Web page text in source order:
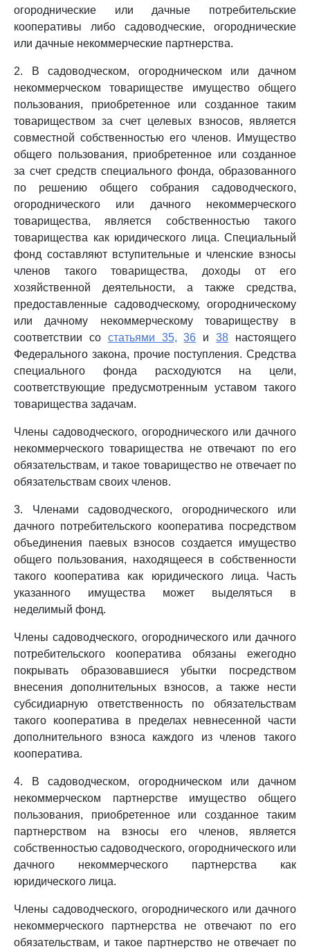
огороднические или дачные потребительские
кооперативы либо садоводческие, огороднические
или дачные некоммерческие партнерства.
2. В садоводческом, огородническом или дачном
некоммерческом товариществе имущество общего
пользования, приобретенное или созданное таким
товариществом за счет целевых взносов, является
совместной собственностью его членов. Имущество
общего пользования, приобретенное или созданное
за счет средств специального фонда, образованного
по решению общего собрания садоводческого,
огороднического или дачного некоммерческого
товарищества, является собственностью такого
товарищества как юридического лица. Специальный
фонд составляют вступительные и членские взносы
членов такого товарищества, доходы от его
хозяйственной деятельности, а также средства,
предоставленные садоводческому, огородническому
или дачному некоммерческому товариществу в
соответствии со статьями 35, 36 и38 настоящего
Федерального закона, прочие поступления. Средства
специального фонда расходуются на цели,
соответствующие предусмотренным уставом такого
товарищества задачам.
Члены садоводческого, огороднического или дачного
некоммерческого товарищества не отвечают по его
обязательствам, и такое товарищество не отвечает по
обязательствам своих членов.
3. Членами садоводческого, огороднического или
дачного потребительского кооператива посредством
объединения паевых взносов создается имущество
общего пользования, находящееся в собственности
такого кооператива как юридического лица. Часть
указанного имущества может выделяться в
неделимый фонд.
Члены садоводческого, огороднического или дачного
потребительского кооператива обязаны ежегодно
покрывать образовавшиеся убытки посредством
внесения дополнительных взносов, а также нести
субсидиарную ответственность по обязательствам
такого кооператива в пределах невнесенной части
дополнительного взноса каждого из членов такого
кооператива.
4. В садоводческом, огородническом или дачном
некоммерческом партнерстве имущество общего
пользования, приобретенное или созданное таким
партнерством на взносы его членов, является
собственностью садоводческого, огороднического или
дачного некоммерческого партнерства как
юридического лица.
Члены садоводческого, огороднического или дачного
некоммерческого партнерства не отвечают по его
обязательствам, и такое партнерство не отвечает по